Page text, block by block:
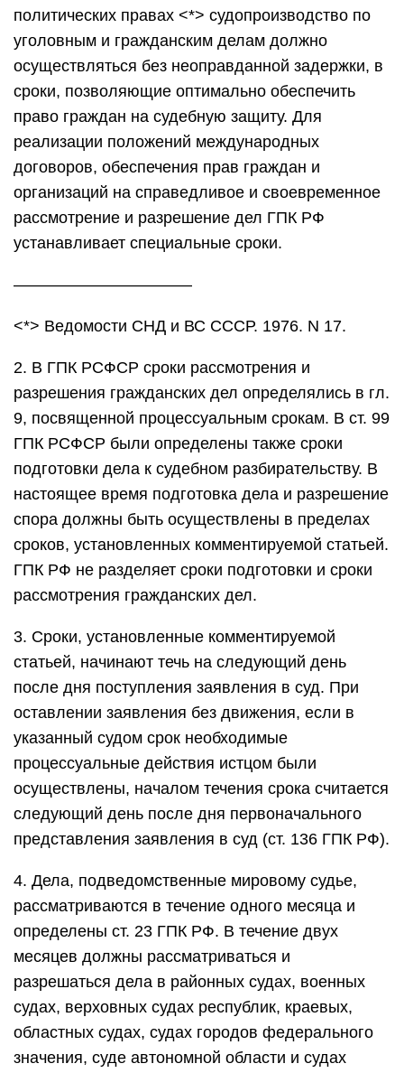
политических правах <*> судопроизводство по
уголовным и гражданским делам должно
осуществляться без неоправданной задержки, в
сроки, позволяющие оптимально обеспечить
право граждан на судебную защиту. Для
реализации положений международных
договоров, обеспечения прав граждан и
организаций на справедливое и своевременное
рассмотрение и разрешение дел ГПК РФ
устанавливает специальные сроки.
———————————
<*> Ведомости СНД и ВС СССР. 1976. N 17.
2. В ГПК РСФСР сроки рассмотрения и
разрешения гражданских дел определялись в гл.
9, посвященной процессуальным срокам. В ст. 99
ГПК РСФСР были определены также сроки
подготовки дела к судебном разбирательству. В
настоящее время подготовка дела и разрешение
спора должны быть осуществлены в пределах
сроков, установленных комментируемой статьей.
ГПК РФ не разделяет сроки подготовки и сроки
рассмотрения гражданских дел.
3. Сроки, установленные комментируемой
статьей, начинают течь на следующий день
после дня поступления заявления в суд. При
оставлении заявления без движения, если в
указанный судом срок необходимые
процессуальные действия истцом были
осуществлены, началом течения срока считается
следующий день после дня первоначального
представления заявления в суд (ст. 136 ГПК РФ).
4. Дела, подведомственные мировому судье,
рассматриваются в течение одного месяца и
определены ст. 23 ГПК РФ. В течение двух
месяцев должны рассматриваться и
разрешаться дела в районных судах, военных
судах, верховных судах республик, краевых,
областных судах, судах городов федерального
значения, суде автономной области и судах